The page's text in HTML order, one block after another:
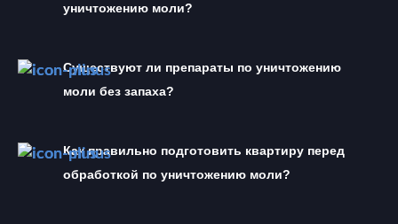
уничтожению моли?
Существуют ли препараты по уничтожению
моли без запаха?
Как правильно подготовить квартиру перед
обработкой по уничтожению моли?